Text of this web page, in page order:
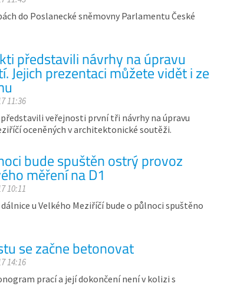
do Poslanecké sněmovny Parlamentu České
představili návrhy na úpravu
Jejich prezentaci můžete vidět i ze
11:36
veřejnosti první tři návrhy na úpravu
oceněných v architektonické soutěži.
bude spuštěn ostrý provoz
měření na D1
10:11
u Velkého Meziříčí bude o půlnoci spuštěno
se začne betonovat
14:16
prací a její dokončení není v kolizi s